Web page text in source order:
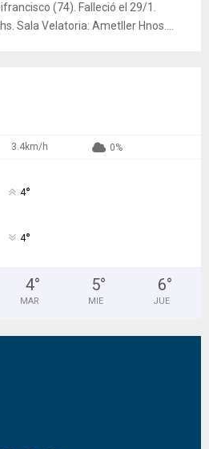
(74). Falleció el 29/1.
Sala Velatoria: Ametller Hnos....
3.4km/h 0%
4°
4°
4°
MAR
5°
MIE
6°
JUE